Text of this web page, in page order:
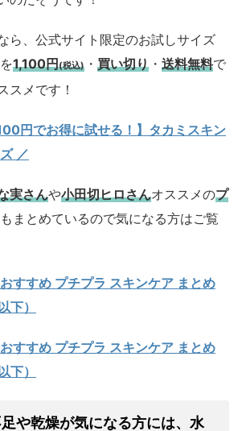
ら、公式サイト限定のお試しサイズ
1,100円(税込) ・ 買い切り ・ 送料無料で
スメです！
円でお得に試せる！】タカミスキン
／
実さんや小田切ヒロさんオススメのプ
もまとめているので気になる方はご覧
すすめ プチプラ スキンケア まとめ
下）
すすめ プチプラ スキンケア まとめ
下）
や乾燥が気になる方には、水